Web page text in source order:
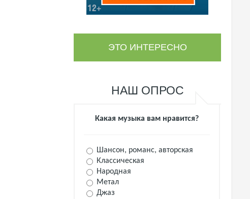
ЭТО ИНТЕРЕСНО
НАШ ОПРОС
Какая музыка вам нравится?
Шансон, романс, авторская
Классическая
Народная
Метал
Джаз